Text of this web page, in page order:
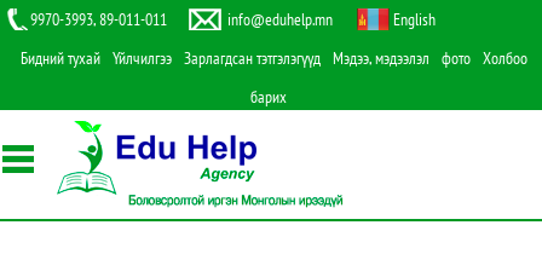
9970-3993, 89-011-011 info@eduhelp.mn
English
Бидний тухай Үйлчилгээ Зарлагдсан тэтгэлэгүүд Мэдээ, мэдээлэл фото Холбоо
барих